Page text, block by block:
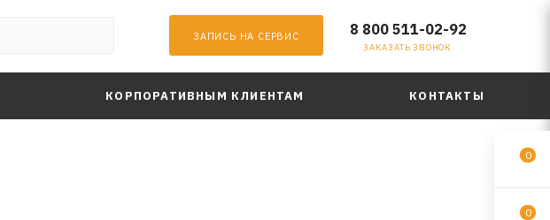
ЗАПИСЬ НА СЕРВИС 8 800 511-02-92
ЗАКАЗАТЬ ЗВОНОК
КОРПОРАТИВНЫМ КЛИЕНТАМ КОНТАКТЫ
0
0